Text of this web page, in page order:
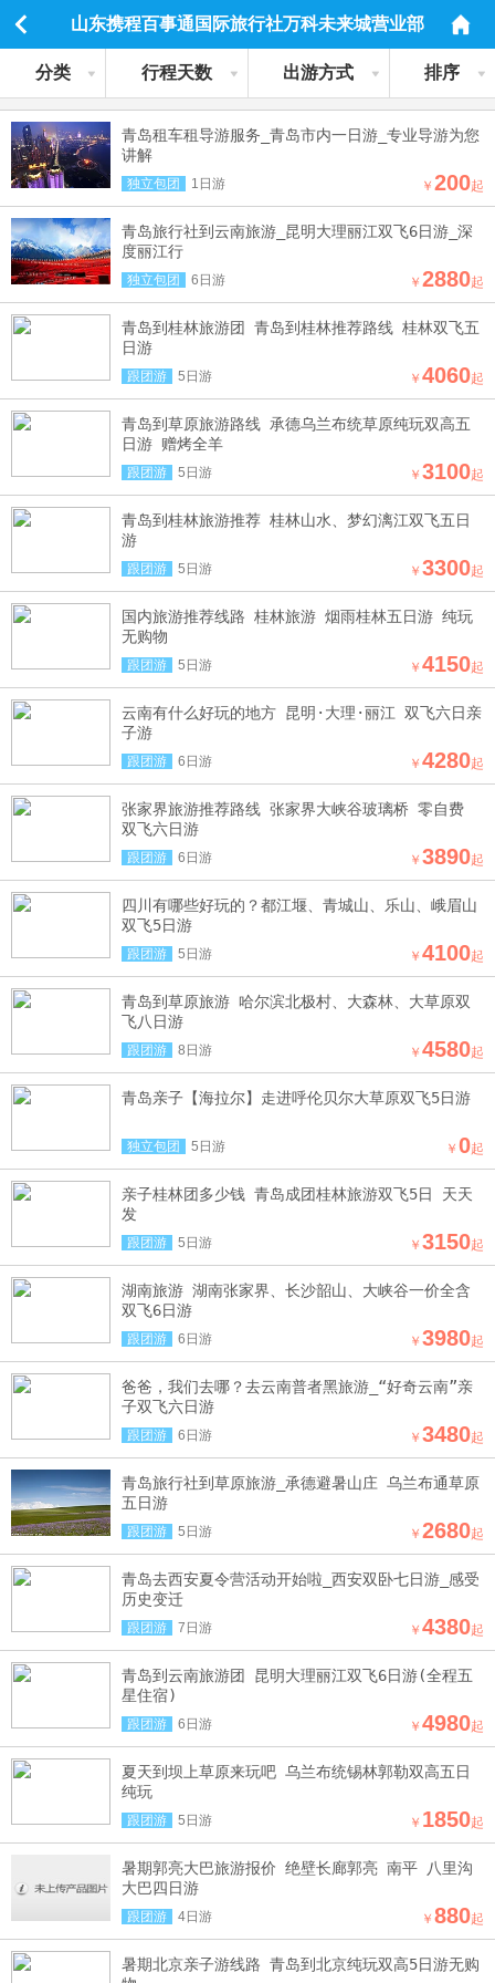
山东携程百事通国际旅行社万科未来城营业部
分类 行程天数 出游方式 排序
青岛租车租导游服务_青岛市内一日游_专业导游为您
讲解
独立包团 1日游 ￥ 200起
青岛旅行社到云南旅游_昆明大理丽江双飞6日游_深
度丽江行
独立包团 6日游 ￥ 2880起
青岛到桂林旅游团 青岛到桂林推荐路线 桂林双飞五
日游
跟团游 5日游 ￥ 4060起
青岛到草原旅游路线 承德乌兰布统草原纯玩双高五
日游 赠烤全羊
跟团游 5日游 ￥ 3100起
青岛到桂林旅游推荐 桂林山水、梦幻漓江双飞五日
游
跟团游 5日游 ￥ 3300起
国内旅游推荐线路 桂林旅游 烟雨桂林五日游 纯玩
无购物
跟团游 5日游 ￥ 4150起
云南有什么好玩的地方 昆明·大理·丽江 双飞六日亲
子游
跟团游 6日游 ￥ 4280起
张家界旅游推荐路线 张家界大峡谷玻璃桥 零自费
双飞六日游
跟团游 6日游 ￥ 3890起
四川有哪些好玩的？都江堰、青城山、乐山、峨眉山
双飞5日游
跟团游 5日游 ￥ 4100起
青岛到草原旅游 哈尔滨北极村、大森林、大草原双
飞八日游
跟团游 8日游 ￥ 4580起
青岛亲子【海拉尔】走进呼伦贝尔大草原双飞5日游
独立包团 5日游 ￥ 0起
亲子桂林团多少钱 青岛成团桂林旅游双飞5日 天天
发
跟团游 5日游 ￥ 3150起
湖南旅游 湖南张家界、长沙韶山、大峡谷一价全含
双飞6日游
跟团游 6日游 ￥ 3980起
爸爸，我们去哪？去云南普者黑旅游_“好奇云南”亲
子双飞六日游
跟团游 6日游 ￥ 3480起
青岛旅行社到草原旅游_承德避暑山庄 乌兰布通草原
五日游
跟团游 5日游 ￥ 2680起
青岛去西安夏令营活动开始啦_西安双卧七日游_感受
历史变迁
跟团游 7日游 ￥ 4380起
青岛到云南旅游团 昆明大理丽江双飞6日游(全程五
星住宿)
跟团游 6日游 ￥ 4980起
夏天到坝上草原来玩吧 乌兰布统锡林郭勒双高五日
纯玩
跟团游 5日游 ￥ 1850起
暑期郭亮大巴旅游报价 绝壁长廊郭亮 南平 八里沟
大巴四日游
跟团游 4日游 ￥ 880起
暑期北京亲子游线路 青岛到北京纯玩双高5日游无购